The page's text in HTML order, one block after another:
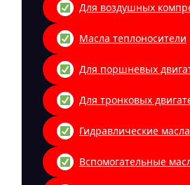
Для воздушных
Масла теплоносители
Для поршневых
Для тронковых
Гидравлические масла
Вспомогательные